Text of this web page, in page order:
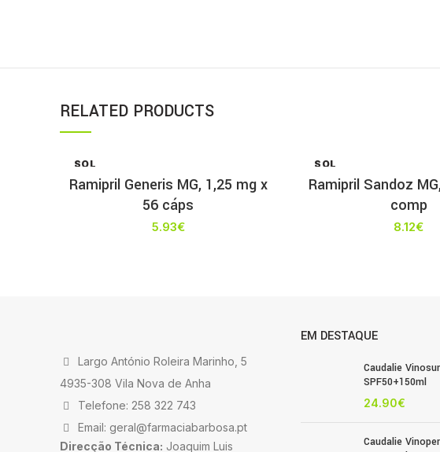
RELATED PRODUCTS
SOL
T
Ramipril Generis MG, 1,25 mg x
56 cáps
5.93€
SOL
T
Ramipril Sandoz
comp
8.12€
Largo António Roleira Marinho, 5
4935-308 Vila Nova de Anha
Telefone: 258 322 743
Email: geral@farmaciabarbosa.pt
Direcção Técnica: Joaquim Luis
EM DESTAQUE
Caudalie
SPF50+150ml
24.90€
Caudalie